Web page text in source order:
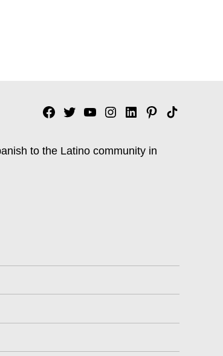
Facebook
TwitterYouTubeInstagram
Linkedin
Pinterest
Tik
to the Latino community in